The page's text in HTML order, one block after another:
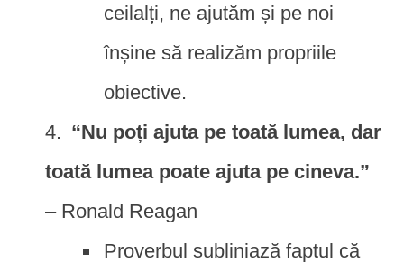
ceilalți, ne ajutăm și pe noi
înșine să realizăm propriile
obiective.
“Nu poți ajuta pe toată lumea, dar
toată lumea poate ajuta pe cineva.”
– Ronald Reagan
Proverbul subliniază faptul că